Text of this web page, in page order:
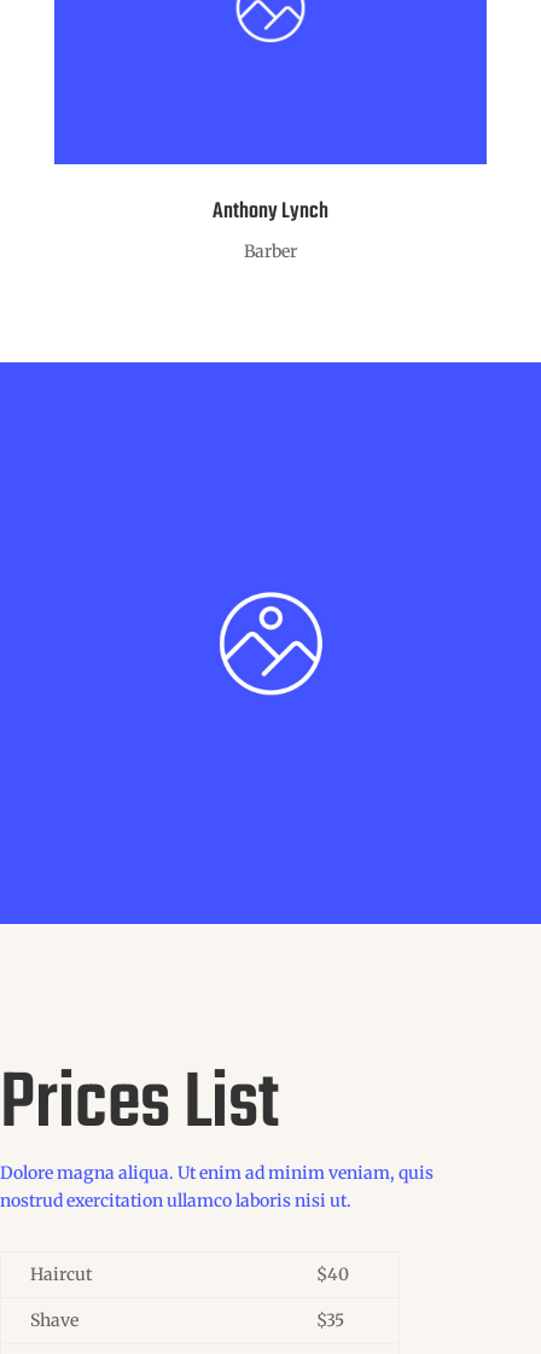
Anthony Lynch
Barber
Prices List
Dolore magna aliqua. Ut enim ad minim veniam, quis
nostrud exercitation ullamco laboris nisi ut.
Haircut $40
Shave $35